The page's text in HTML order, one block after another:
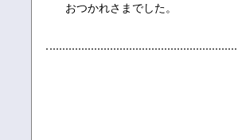
おつかれさまでした。